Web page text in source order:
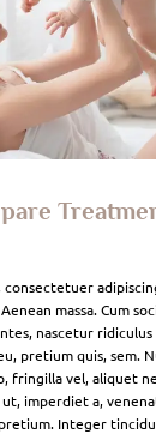
massa. Cum
nascetur ridiculus
pretium quis, sem.
fringilla vel, aliquet
imperdiet a,
Integer